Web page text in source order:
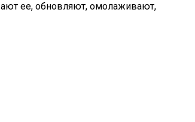
ее, обновляют, омолаживают,